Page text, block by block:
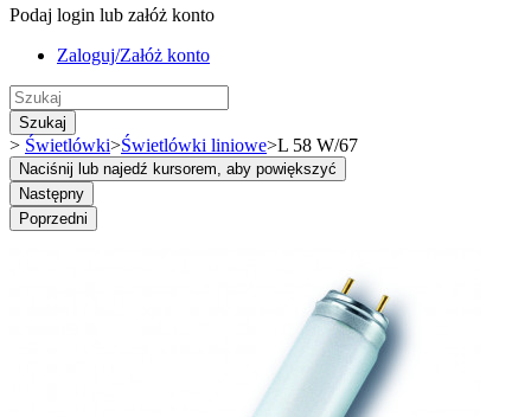
Podaj login lub załóż konto
Zaloguj/Załóż konto
Szukaj
> Świetlówki>Świetlówki liniowe>L 58 W/67
Naciśnij lub najedź kursorem, aby powiększyć
Następny
Poprzedni